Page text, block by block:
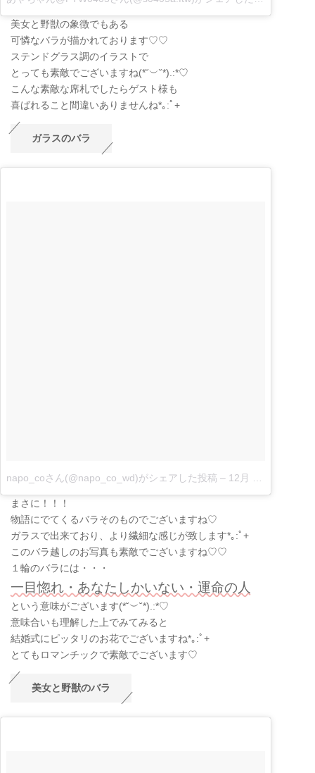
美女と野獣の象徴でもある
可憐なバラが描かれております♡♡
ステンドグラス調のイラストで
とっても素敵でございますね(*˘︶˘*) .:*♡
こんな素敵な席札でしたらゲスト様も
喜ばれること間違いありませんね*｡:ﾟ+
ガラスのバラ
napo_coさん(@napo_co_wd)がシェアした投稿 – 12月 14, 2017 at 11:28午後 PST|
まさに！！！
物語にでてくるバラそのものでございますね♡
ガラスで出来ており、より繊細な感じが致します*｡:ﾟ+
このバラ越しのお写真も素敵でございますね♡♡
１輪のバラには・・・
一目惚れ・あなたしかいない・運命の人
という意味がございます(*˘︶˘*) .:*♡
意味合いも理解した上でみてみると
結婚式にピッタリのお花でございますね*｡:ﾟ+
とてもロマンチックで素敵でございます♡
美女と野獣のバラ